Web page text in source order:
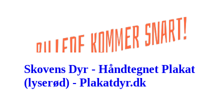
Skovens Dyr - Håndtegnet Plakat
(lyserød) - Plakatdyr.dk